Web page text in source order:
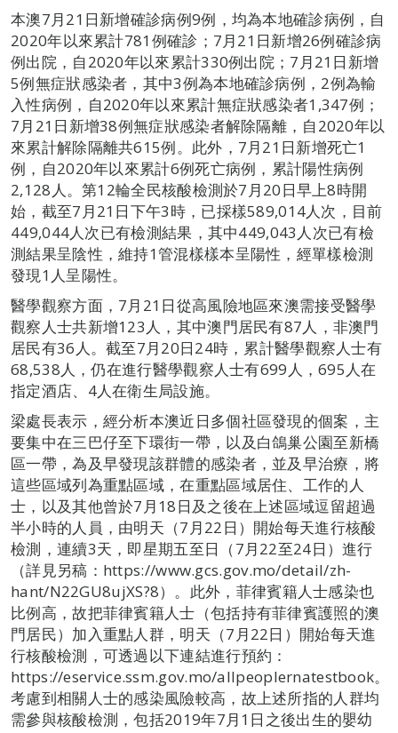
本澳7月21日新增確診病例9例，均為本地確診病例，自
2020年以來累計781例確診；7月21日新增26例確診病
例出院，自2020年以來累計330例出院；7月21日新增
5例無症狀感染者，其中3例為本地確診病例，2例為輸
入性病例，自2020年以來累計無症狀感染者1,347例；
7月21日新增38例無症狀感染者解除隔離，自2020年以
來累計解除隔離共615例。此外，7月21日新增死亡1
例，自2020年以來累計6例死亡病例，累計陽性病例
2,128人。第12輪全民核酸檢測於7月20日早上8時開
始，截至7月21日下午3時，已採樣589,014人次，目前
449,044人次已有檢測結果，其中449,043人次已有檢
測結果呈陰性，維持1管混樣樣本呈陽性，經單樣檢測
發現1人呈陽性。
醫學觀察方面，7月21日從高風險地區來澳需接受醫學
觀察人士共新增123人，其中澳門居民有87人，非澳門
居民有36人。截至7月20日24時，累計醫學觀察人士有
68,538人，仍在進行醫學觀察人士有699人，695人在
指定酒店、4人在衛生局設施。
梁處長表示，經分析本澳近日多個社區發現的個案，主
要集中在三巴仔至下環街一帶，以及白鴿巢公園至新橋
區一帶，為及早發現該群體的感染者，並及早治療，將
這些區域列為重點區域，在重點區域居住、工作的人
士，以及其他曾於7月18日及之後在上述區域逗留超過
半小時的人員，由明天（7月22日）開始每天進行核酸
檢測，連續3天，即星期五至日（7月22至24日）進行
（詳見另稿：https://www.gcs.gov.mo/detail/zh-
hant/N22GU8ujXS?8）。此外，菲律賓籍人士感染也
比例高，故把菲律賓籍人士（包括持有菲律賓護照的澳
門居民）加入重點人群，明天（7月22日）開始每天進
行核酸檢測，可透過以下連結進行預約：
https://eservice.ssm.gov.mo/allpeoplernatestbook。
考慮到相關人士的感染風險較高，故上述所指的人群均
需參與核酸檢測，包括2019年7月1日之後出生的嬰幼